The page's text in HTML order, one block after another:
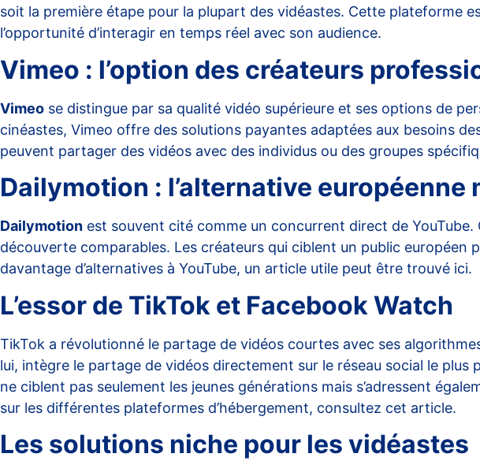
soit la première étape pour la plupart des vidéastes. Cette plateforme
l’opportunité d’interagir en temps réel avec son audience.
Vimeo : l’option des créateurs
Vimeo se distingue par sa qualité vidéo supérieure et ses options de
cinéastes, Vimeo offre des solutions payantes adaptées aux besoins
peuvent partager des vidéos avec des individus ou des groupes
Dailymotion : l’alternative européenne
Dailymotion est souvent cité comme un concurrent direct de
découverte comparables. Les créateurs qui ciblent un public
davantage d’alternatives à YouTube, un article utile peut être trouvé ici.
L’essor de TikTok et Facebook Watch
TikTok a révolutionné le partage de vidéos courtes avec ses
lui, intègre le partage de vidéos directement sur le réseau social le
ne ciblent pas seulement les jeunes générations mais s’adressent
sur les différentes plateformes d’hébergement, consultez cet article.
Les solutions niche pour les vidéastes